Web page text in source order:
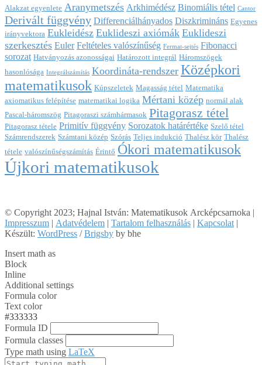
Alakzat egyenlete Aranymetszés Arkhimédész Binomiális tétel Cantor
Derivált függvény Differenciálhányados Diszkrimináns Egyenes
irányvektora Eukleidész Euklideszi axiómák Euklideszi
szerkesztés Euler Feltételes valószínűség Fermat-sejtés Fibonacci
sorozat Hatványozás azonosságai Határozott integrál Háromszögek
hasonlósága Integrálszámítás Koordináta-rendszer Középkori
matematikusok Kúpszeletek Magasság tétel Matematika
axiomatikus felépítése matematikai logika Mértani közép normál alak
Pascal-háromszög Pitagoraszi számhármasok Pitagorasz tétel
Pitagorasz tétele Primitív függvény Sorozatok határértéke Szelő tétel
Számrendszerek Számtani közép Szórás Teljes indukció Thalész kör Thalész
tétele valószínűségszámítás Érintő Ókori matematikusok
Újkori matematikusok
© Copyright 2023; Hajnal István: Matematikusok Arcképcsarnoka |
Impresszum | Adatvédelem | Tartalom felhasználás | Kapcsolat |
Készült: WordPress /Brigsby by bhe
Insert math as
Block
Inline
Additional settings
Formula color
Text color
#333333
Formula ID
Formula classes
Type math using LaTeX